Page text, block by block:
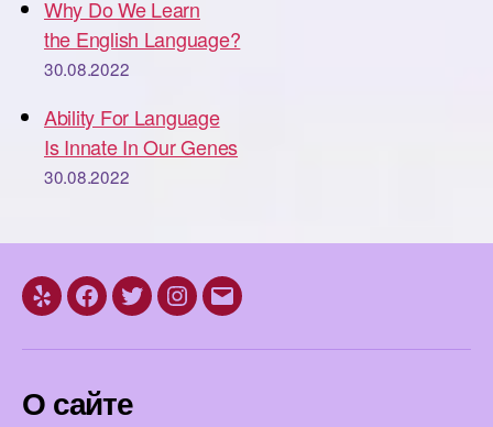
Why Do We Learn
the English Language?
30.08.2022
Ability For Language
Is Innate In Our Genes
30.08.2022
Yelp Facebook
TwitterInstagram
Email
О сайте